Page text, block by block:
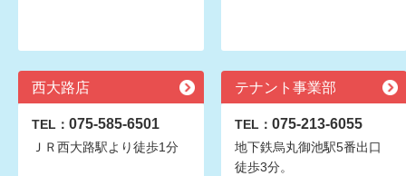
西大路店
TEL： 075-585-6501
ＪＲ西大路駅より徒歩1分
テナント事業部
TEL： 075-213-6055
地下鉄烏丸御池駅5番出口
徒歩3分。